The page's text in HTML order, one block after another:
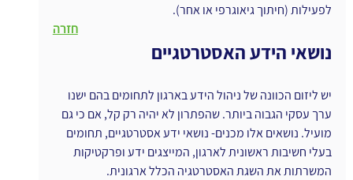
לפעילות (חיתוך גיאוגרפי או אחר).
חזרה
נושאי הידע האסטרטגיים
יש ליזום הכוונה של ניהול הידע בארגון לתחומים בהם ישנו
ערך עסקי הגבוה ביותר. שהפתרון לא יהיה רק קל, אם כי גם
מועיל. נושאים אלו מכנים- נושאי ידע אסטרטגיים, תחומים
בעלי חשיבות ראשונית לארגון, המייצגים ידע ופרקטיקות
המשרתות את השגת האסטרטגיה הכלל ארגונית.